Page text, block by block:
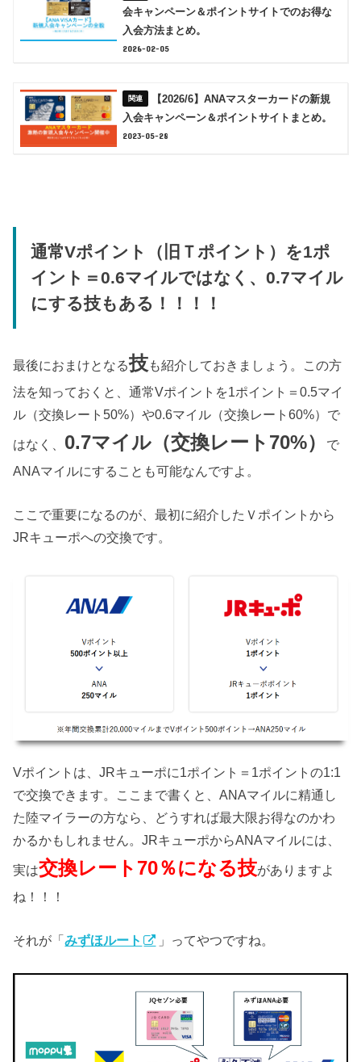
会キャンペーン＆ポイントサイトでのお得な
入会方法まとめ。
2026-02-05
【2026/6】ANAマスターカードの新規
入会キャンペーン＆ポイントサイトまとめ。
2023-05-28
通常Vポイント（旧Ｔポイント）を1ポ
イント＝0.6マイルではなく、0.7マイル
にする技もある！！！！
最後におまけとなる技も紹介しておきましょう。この方
法を知っておくと、通常Vポイントを1ポイント＝0.5マイ
ル（交換レート50%）や0.6マイル（交換レート60%）で
はなく、 0.7マイル（交換レート70%）
で
ANAマイルにすることも可能なんですよ。
ここで重要になるのが、最初に紹介したＶポイントから
JRキューポへの交換です。
Vポイントは、JRキューポに1ポイント＝1ポイントの1:1
で交換できます。ここまで書くと、ANAマイルに精通し
た陸マイラーの方なら、どうすれば最大限お得なのかわ
かるかもしれません。JRキューポからANAマイルには、
実は交換レート70％になる技がありますよ
ね！！！
それが「みずほルート 」ってやつですね。